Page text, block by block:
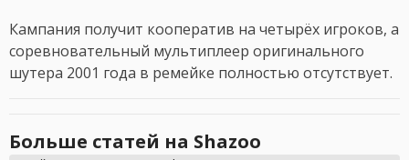
Кампания получит кооператив на четырёх игроков, а
соревновательный мультиплеер оригинального
шутера 2001 года в ремейке полностью отсутствует.
Больше статей на Shazoo